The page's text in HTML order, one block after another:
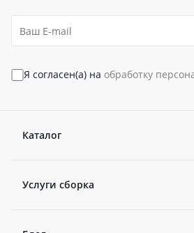
Я согласен(а) на обработку
Каталог
Услуги сборка